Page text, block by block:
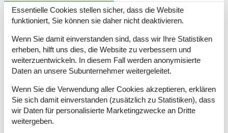
Staubsauger
Waschmaschine
Winterfest
Wäschetrockner
Zeit Landsitz
160 m²
Gartenmöbel
Grill
Kostenloser Parkplatz auf dem Gelände
Naturgrundstück
Essentielle Cookies stellen sicher, dass die Website
funktioniert, Sie können sie daher nicht deaktivieren.
Wenn Sie damit einverstanden sind, dass wir Ihre Statistiken
erheben, hilft uns dies, die Website zu verbessern und
weiterzuentwickeln. In diesem Fall werden anonymisierte
Daten an unsere Subunternehmer weitergeleitet.
Wenn Sie die Verwendung aller Cookies akzeptieren, erklären
Sie sich damit einverstanden (zusätzlich zu Statistiken), dass
wir Daten für personalisierte Marketingzwecke an Dritte
weitergeben.